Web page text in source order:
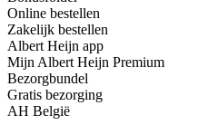
Online bestellen
Zakelijk bestellen
Albert Heijn app
Mijn Albert Heijn Premium
Bezorgbundel
Gratis bezorging
AH België